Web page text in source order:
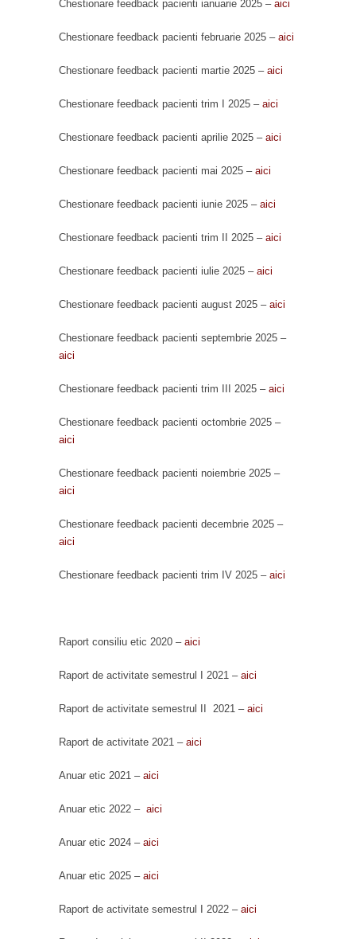
Chestionare feedback pacienti ianuarie 2025 – aici
Chestionare feedback pacienti februarie 2025 – aici
Chestionare feedback pacienti martie 2025 – aici
Chestionare feedback pacienti trim I 2025 – aici
Chestionare feedback pacienti aprilie 2025 – aici
Chestionare feedback pacienti mai 2025 – aici
Chestionare feedback pacienti iunie 2025 – aici
Chestionare feedback pacienti trim II 2025 – aici
Chestionare feedback pacienti iulie 2025 – aici
Chestionare feedback pacienti august 2025 – aici
Chestionare feedback pacienti septembrie 2025 –
aici
Chestionare feedback pacienti trim III 2025 – aici
Chestionare feedback pacienti octombrie 2025 –
aici
Chestionare feedback pacienti noiembrie 2025 –
aici
Chestionare feedback pacienti decembrie 2025 –
aici
Chestionare feedback pacienti trim IV 2025 – aici
Raport consiliu etic 2020 – aici
Raport de activitate semestrul I 2021 – aici
Raport de activitate semestrul II 2021 – aici
Raport de activitate 2021 – aici
Anuar etic 2021 – aici
Anuar etic 2022 – aici
Anuar etic 2024 – aici
Anuar etic 2025 – aici
Raport de activitate semestrul I 2022 – aici